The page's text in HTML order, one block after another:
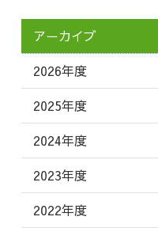
アーカイブ
2026年度
2025年度
2024年度
2023年度
2022年度